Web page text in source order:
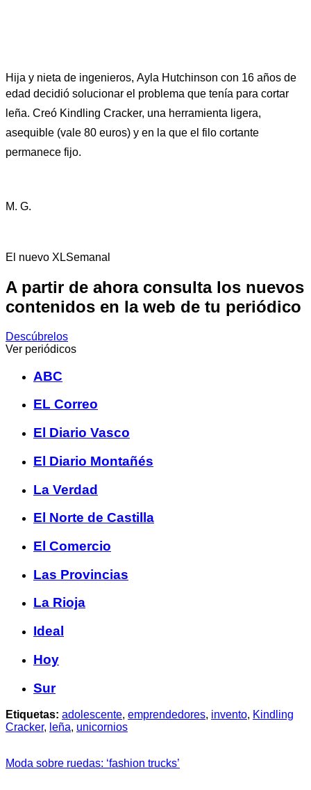
Hija y nieta de ingenieros, Ayla Hutchinson con 16 años de
edad decidió solucionar el problema que tenía para cortar
leña. Creó Kindling Cracker, una herramienta ligera,
asequible (vale 80 euros) y en la que el filo cortante
permanece fijo.
M. G.
El nuevo XLSemanal
A partir de ahora consulta los nuevos
contenidos en la web de tu periódico
Descúbrelos
Ver periódicos
ABC
EL Correo
El Diario Vasco
El Diario Montañés
La Verdad
El Norte de Castilla
El Comercio
Las Provincias
La Rioja
Ideal
Hoy
Sur
Etiquetas: adolescente, emprendedores, invento, Kindling
Cracker, leña, unicornios
Moda sobre ruedas: ‘fashion trucks’